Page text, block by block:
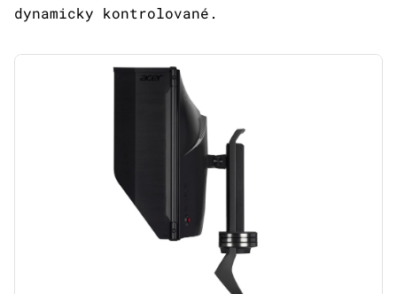
dynamicky kontrolované.